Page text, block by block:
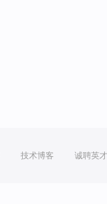
技术博客 诚聘英才